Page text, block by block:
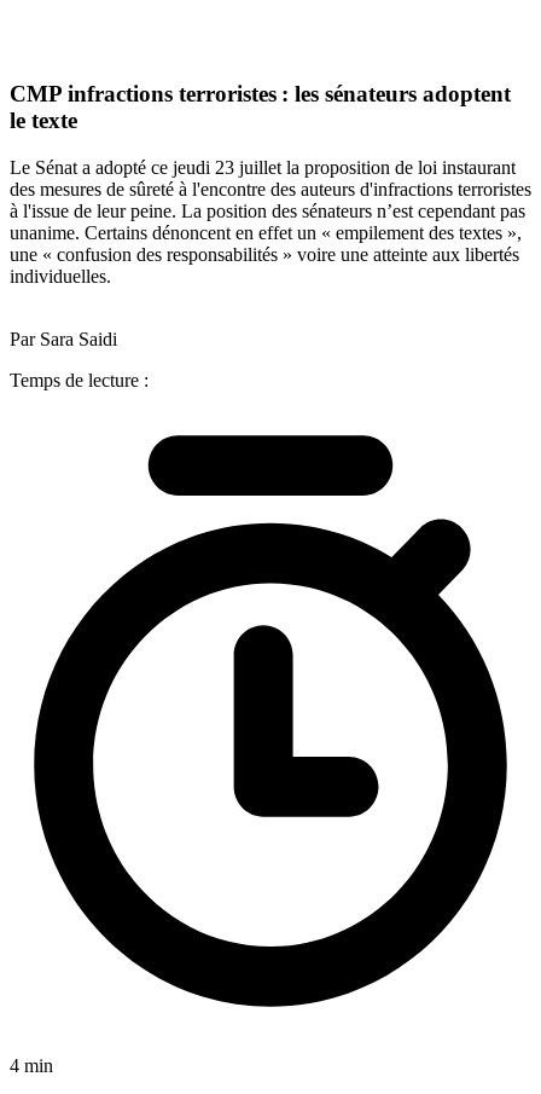
CMP infractions terroristes : les sénateurs adoptent
le texte
Le Sénat a adopté ce jeudi 23 juillet la proposition de loi instaurant
des mesures de sûreté à l'encontre des auteurs d'infractions terroristes
à l'issue de leur peine. La position des sénateurs n’est cependant pas
unanime. Certains dénoncent en effet un « empilement des textes »,
une « confusion des responsabilités » voire une atteinte aux libertés
individuelles.
Par Sara Saidi
Temps de lecture :
4 min